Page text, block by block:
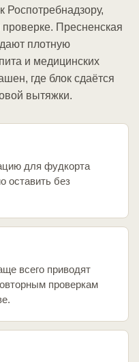
Роспотребнадзору,
Пресненская
плотную
и медицинских
где блок сдаётся
вытяжки.
для фудкорта
оставить без
всего приводят
проверкам